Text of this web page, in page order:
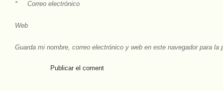
Correo electrónico
*
Web
Guarda mi nombre, correo electrónico y web en este navegador para la